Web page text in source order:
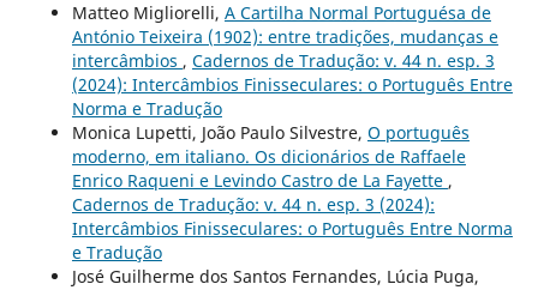
Matteo Migliorelli, A Cartilha Normal Portuguésa de
António Teixeira (1902): entre tradições, mudanças e
intercâmbios , Cadernos de Tradução: v. 44 n. esp. 3
(2024): Intercâmbios Finisseculares: o Português Entre
Norma e Tradução
Monica Lupetti, João Paulo Silvestre, O português
moderno, em italiano. Os dicionários de Raffaele
Enrico Raqueni e Levindo Castro de La Fayette ,
Cadernos de Tradução: v. 44 n. esp. 3 (2024):
Intercâmbios Finisseculares: o Português Entre Norma
e Tradução
José Guilherme dos Santos Fernandes, Lúcia Puga,